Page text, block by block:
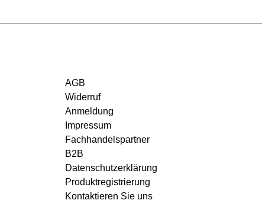
AGB
Widerruf
Anmeldung
Impressum
Fachhandelspartner
B2B
Datenschutzerklärung
Produktregistrierung
Kontaktieren Sie uns